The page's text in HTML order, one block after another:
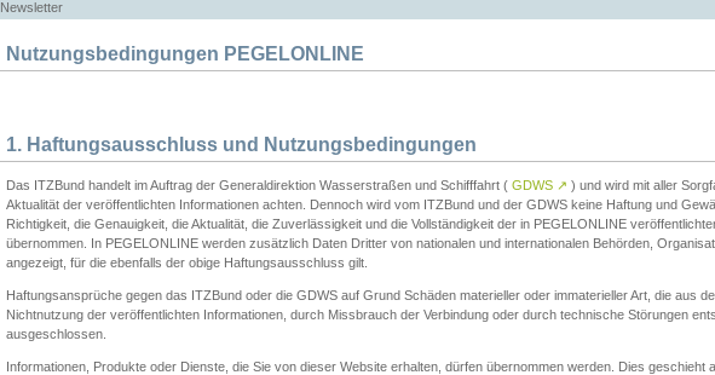
Newsletter
Nutzungsbedingungen PEGELONLINE
1. Haftungsausschluss und Nutzungsbedingungen
Das ITZBund handelt im Auftrag der Generaldirektion Wasserstraßen und Schifffahrt ( GDWS ↗ ) und wird mit aller
Aktualität der veröffentlichten Informationen achten. Dennoch wird vom ITZBund und der GDWS keine Haftung und
Richtigkeit, die Genauigkeit, die Aktualität, die Zuverlässigkeit und die Vollständigkeit der in PEGELONLINE
übernommen. In PEGELONLINE werden zusätzlich Daten Dritter von nationalen und internationalen Behörden,
angezeigt, für die ebenfalls der obige Haftungsausschluss gilt.
Haftungsansprüche gegen das ITZBund oder die GDWS auf Grund Schäden materieller oder immaterieller Art, die aus
Nichtnutzung der veröffentlichten Informationen, durch Missbrauch der Verbindung oder durch technische Störungen
ausgeschlossen.
Informationen, Produkte oder Dienste, die Sie von dieser Website erhalten, dürfen übernommen werden. Dies geschieht